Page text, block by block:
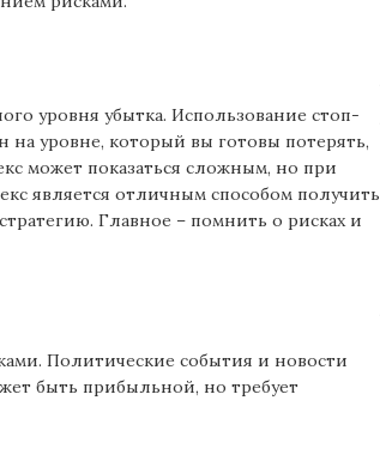
уровня убытка. Использование стоп-
на уровне, который вы готовы потерять,
может показаться сложным‚ но при
является отличным способом получить
Главное – помнить о рисках и
Политические события и новости
быть прибыльной, но требует